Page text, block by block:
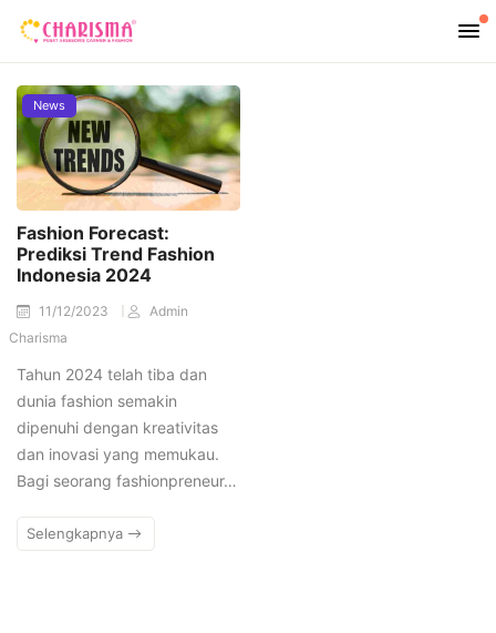
News
Fashion Forecast:
Prediksi Trend Fashion
Indonesia 2024
11/12/2023
Admin
Charisma
Tahun 2024 telah tiba dan
dunia fashion semakin
dipenuhi dengan kreativitas
dan inovasi yang memukau.
Bagi seorang fashionpreneur…
Selengkapnya